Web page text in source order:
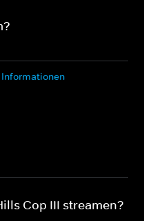
Cop III streamen?